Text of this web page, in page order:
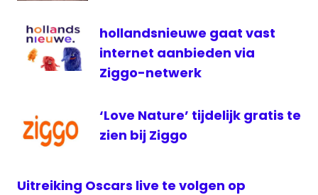
UPC
ziggo
hollandsnieuwe gaat vast
internet aanbieden via
Ziggo-netwerk
‘Love Nature’ tijdelijk gratis te
zien bij Ziggo
Uitreiking Oscars live te volgen op